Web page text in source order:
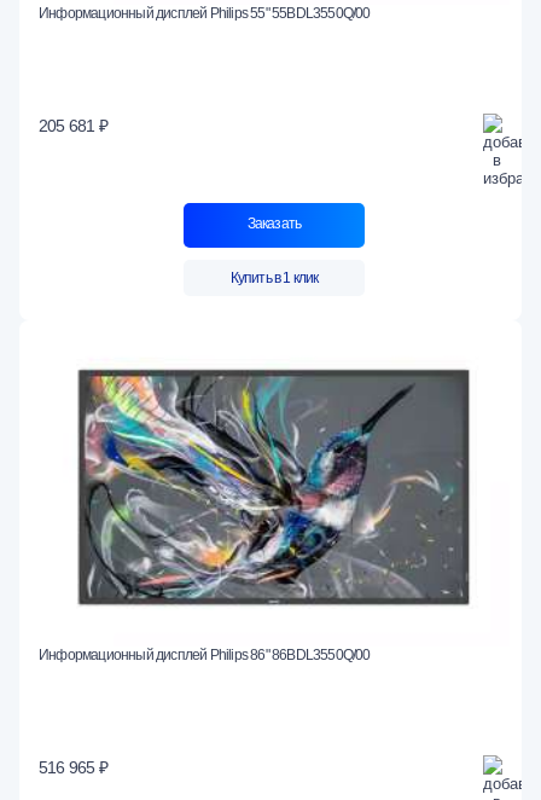
Информационный дисплей Philips 55" 55BDL3550Q/00
205 681 ₽
Заказать
Купить в 1 клик
Информационный дисплей Philips 86" 86BDL3550Q/00
516 965 ₽